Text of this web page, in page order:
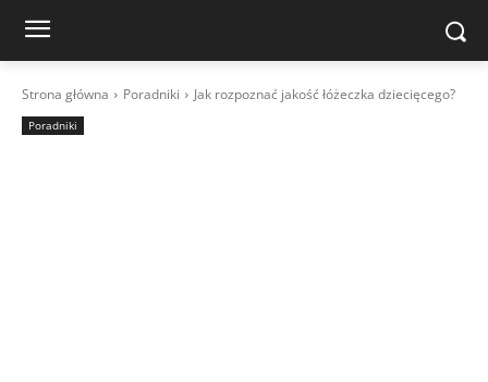
Strona główna Poradniki Jak rozpoznać jakość łóżeczka dziecięcego?
Poradniki